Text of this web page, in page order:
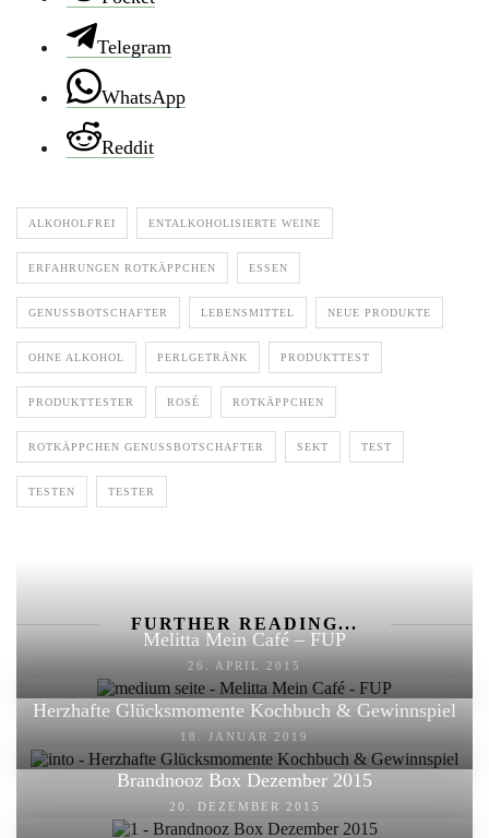
Telegram
WhatsApp
Reddit
ALKOHOLFREI ENTALKOHOLISIERTE WEINE
ERFAHRUNGEN ROTKÄPPCHEN ESSEN
GENUSSBOTSCHAFTER LEBENSMITTEL NEUE PRODUKTE
OHNE ALKOHOL PERLGETRÄNK PRODUKTTEST
PRODUKTTESTER ROSÉ ROTKÄPPCHEN
ROTKÄPPCHEN GENUSSBOTSCHAFTER SEKT TEST
TESTEN TESTER
FURTHER READING...
Melitta Mein Café – FUP
26. APRIL 2015
Herzhafte Glücksmomente Kochbuch & Gewinnspiel
18. JANUAR 2019
Brandnooz Box Dezember 2015
20. DEZEMBER 2015